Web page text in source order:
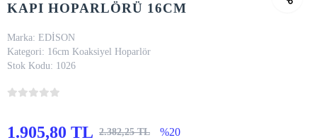
KAPI HOPARLÖRÜ 16CM
Marka: EDİSON
Kategori: 16cm Koaksiyel Hoparlör
Stok Kodu: 1026
1.905,80 TL 2.382,25 TL %20